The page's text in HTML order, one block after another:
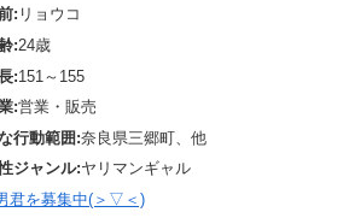
: リョウコ
:24歳
:151～155
:営業・販売
行動範囲:奈良県三郷町、他
ジャンル:ヤリマンギャル
君を募集中(＞▽＜)